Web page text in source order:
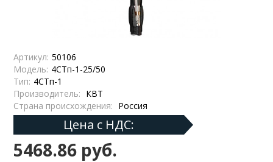
Артикул: 50106
Модель: 4СТп-1-25/50
Тип: 4СТп-1
Производитель: КВТ
Страна происхождения: Россия
Цена с НДС:
5468.86 руб.